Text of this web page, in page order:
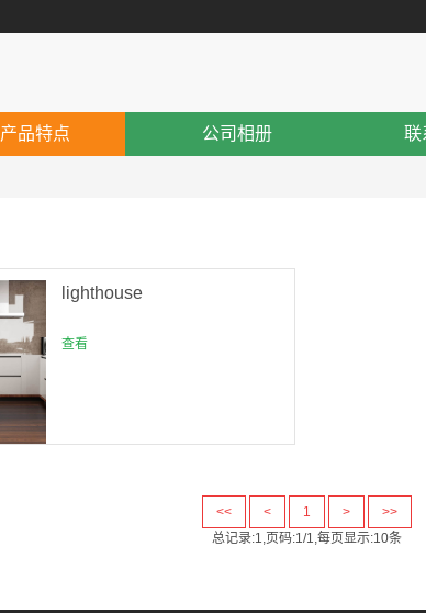
产品特点 公司相册 联
lighthouse
查看
<< < 1 >
>>
总记录:1,页码:1/1,每页显示:10条